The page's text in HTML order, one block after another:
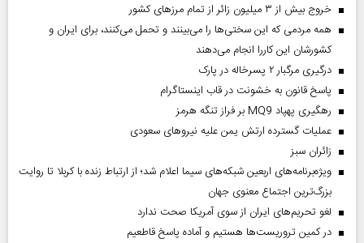
خروج بیش از ۳ میلیون زائر از تمام مرز‌های کشور
همه مردمی که این سختی‌ها را می‌بینند و تحمل می‌کنند، برای ایران و
کشورشان این کاررا انجام می‌دهند
درگیری مرگبار ۲ پسرخاله در پارک
پاسخ قانون به خشونت در قاب اینستاگرام
رهگیری پهپاد MQ9 بر فراز تنگه هرمز
عملیات گسترده ارتش یمن علیه نیروهای سعودی
‌زائران سبز
ویژه‌برنامه‌های اربعین شبکه‌های سیما اعلام شد؛ از ارتباط زنده با کربلا تا روایت
بزرگ‌ترین اجتماع معنوی جهان
لغو تحریم‌های ایران از سوی آمریکا صحت ندارد
در کمین تروریست‌ها هستیم و آماده پاسخ قاطعیم